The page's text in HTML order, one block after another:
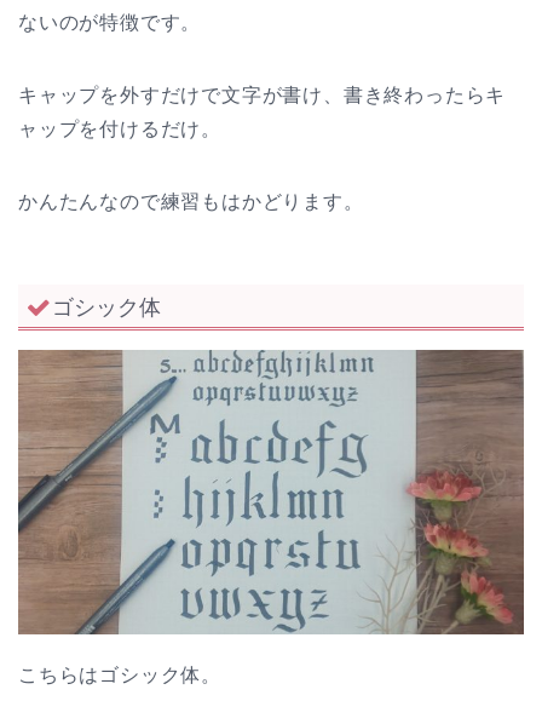
ないのが特徴です。
キャップを外すだけで文字が書け、書き終わったらキ
ャップを付けるだけ。
かんたんなので練習もはかどります。
ゴシック体
こちらはゴシック体。